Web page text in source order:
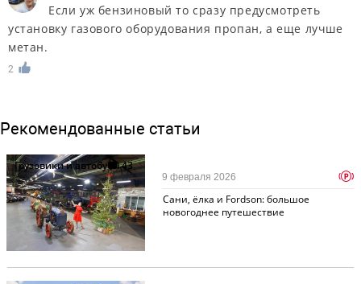
Если уж бензиновый то сразу предусмотреть
установку газового оборудования пропан, а еще лучше
метан.
2
Рекомендованные статьи
Грузовики и автобусы43
Cани, ёлка и Fordson: большое
новогоднее путешествие
9 февраля 2026 p